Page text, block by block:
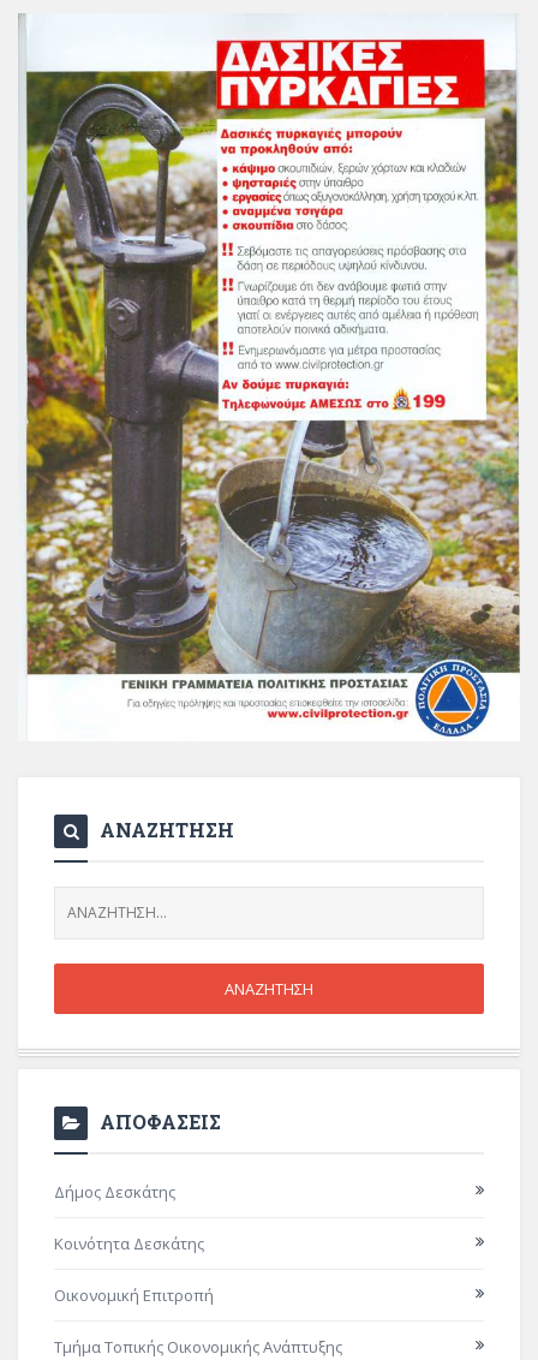
ΑΝΑΖΗΤΗΣΗ
ΑΠΟΦΑΣΕΙΣ
Δήμος Δεσκάτης
Κοινότητα Δεσκάτης
Οικονομική Επιτροπή
Τμήμα Τοπικής Οικονομικής Ανάπτυξης